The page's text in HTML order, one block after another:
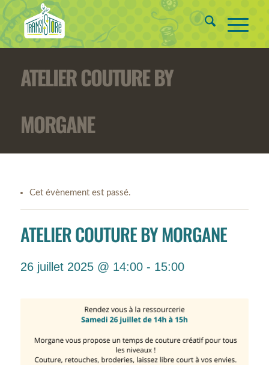
ATELIER COUTURE BY
MORGANE
Cet évènement est passé.
ATELIER COUTURE BY MORGANE
26 juillet 2025 @ 14:00- 15:00